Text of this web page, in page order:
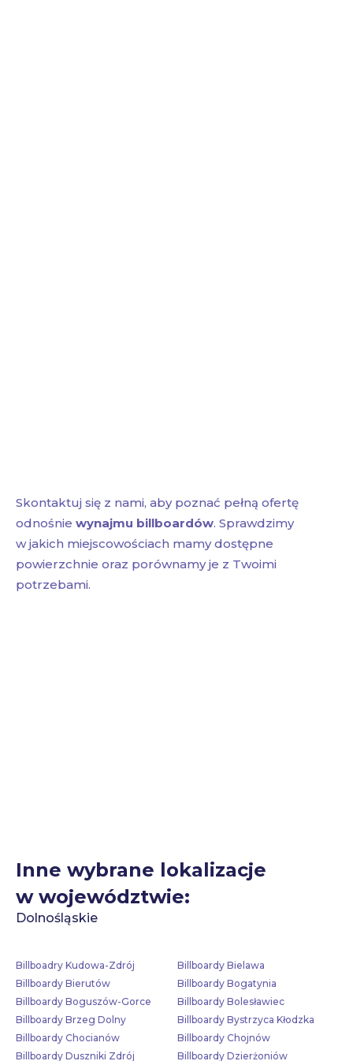
Skontaktuj się z nami, aby poznać pełną ofertę
odnośnie wynajmu billboardów. Sprawdzimy
w jakich miejscowościach mamy dostępne
powierzchnie oraz porównamy je z Twoimi
potrzebami.
Inne wybrane lokalizacje
w województwie:
Dolnośląskie
Billboadry Kudowa-Zdrój
Billboardy Bielawa
Billboardy Bierutów
Billboardy Bogatynia
Billboardy Boguszów-Gorce
Billboardy Bolesławiec
Billboardy Brzeg Dolny
Billboardy Bystrzyca Kłodzka
Billboardy Chocianów
Billboardy Chojnów
Billboardy Duszniki Zdrój
Billboardy Dzierżoniów